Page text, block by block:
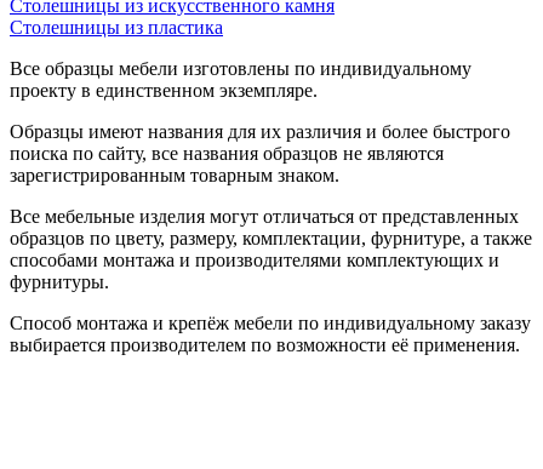
Столешницы из искусственного камня
Столешницы из пластика
Все образцы мебели изготовлены по индивидуальному
проекту в единственном экземпляре.
Образцы имеют названия для их различия и более быстрого
поиска по сайту, все названия образцов не являются
зарегистрированным товарным знаком.
Все мебельные изделия могут отличаться от представленных
образцов по цвету, размеру, комплектации, фурнитуре, а также
способами монтажа и производителями комплектующих и
фурнитуры.
Способ монтажа и крепёж мебели по индивидуальному заказу
выбирается производителем по возможности её применения.